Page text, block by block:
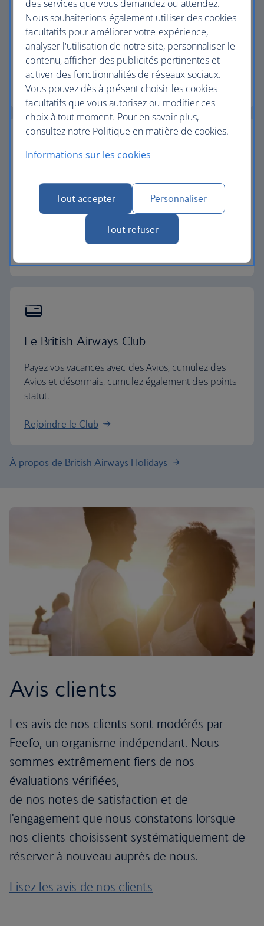
Franchise de bagages
Tous nos forfaits vacances incluent une généreuse
franchise de bagages enregistrés.
L'essentiel sur les bagages
Notre ligne d'assistance dédiée est à votre
disposition 24h/24 si vous avez besoin de nous
contacter pendant vos vacances.
Le British Airways Club
Payez vos vacances avec des Avios, cumulez des
Avios et désormais, cumulez également des points
statut.
Rejoindre le Club
À propos de British Airways Holidays
Avis clients
Les avis de nos clients sont modérés par
Feefo, un organisme indépendant. Nous
sommes extrêmement fiers de nos
évaluations vérifiées,
de nos notes de satisfaction et de
l'engagement que nous constatons lorsque
nos clients choisissent systématiquement de
réserver à nouveau auprès de nous.
Lisez les avis de nos clients
des services que vous demandez ou attendez.
Nous souhaiterions également utiliser des cookies
facultatifs pour améliorer votre expérience,
analyser l'utilisation de notre site, personnaliser le
contenu, afficher des publicités pertinentes et
activer des fonctionnalités de réseaux sociaux.
Vous pouvez dès à présent choisir les cookies
facultatifs que vous autorisez ou modifier ces
choix à tout moment. Pour en savoir plus,
consultez notre Politique en matière de cookies.
Informations sur les cookies
Tout accepter Personnaliser
Tout refuser